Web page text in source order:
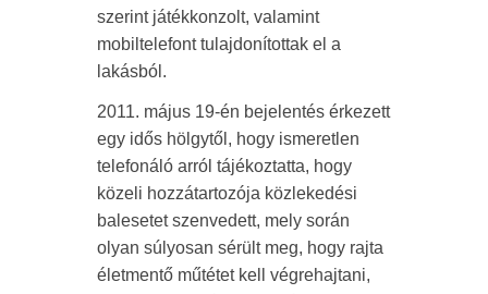
szerint játékkonzolt, valamint
mobiltelefont tulajdonítottak el a
lakásból.
2011. május 19-én bejelentés érkezett
egy idős hölgytől, hogy ismeretlen
telefonáló arról tájékoztatta, hogy
közeli hozzátartozója közlekedési
balesetet szenvedett, mely során
olyan súlyosan sérült meg, hogy rajta
életmentő műtétet kell végrehajtani,